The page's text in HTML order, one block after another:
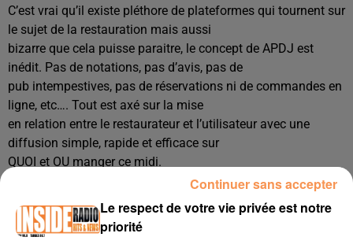
C’est vrai qu’il existe pléthore de plateformes qui tournent sur
le sujet de la restauration mais aussi
bizarre que cela puisse paraitre, le concept de APDJ est
inédit. Pas de notations, pas d’avis, pas de
pub intempestives, pas de réservations ni de commandes en
ligne, etc…. Tout est axé sur la mise
en relation entre le restaurateur et l’utilisateur avec une
diffusion simple, rapide et efficace sur
QUOI et OU manger ce midi.
Le mode économique est lui aussi d’une simplicité d’école.
C’est gratuit pour les six mois à venir,
c'est-à-dire le temps d’évaluer
l’impact du concept avant un
déploiement France. Ensuite, les
Le respect de votre vie privée est notre
priorité
Continuer sans accepter